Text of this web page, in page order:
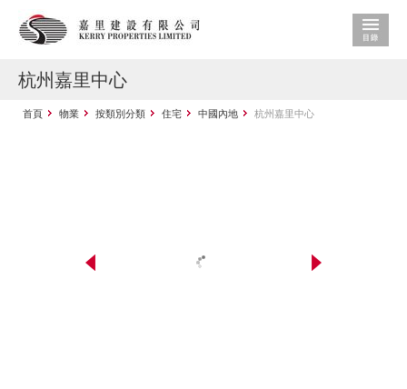
杭州嘉里中心
首頁 物業 按類別分類 住宅 中國內地 杭州嘉里中心